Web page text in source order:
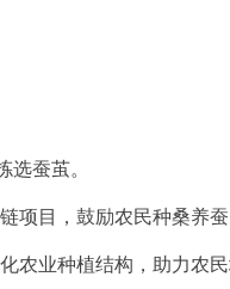
蚕茧。
目，鼓励农民种桑养蚕
业种植结构，助力农